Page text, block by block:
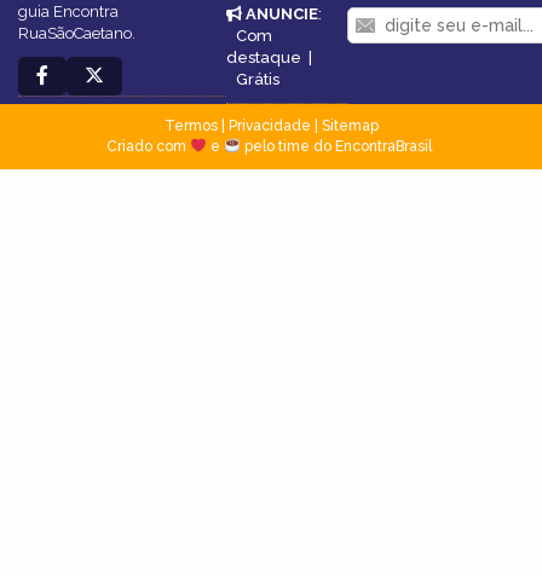
guia Encontra
RuaSãoCaetano.
ANUNCIE:
Com
destaque |
Grátis
Termos| Privacidade
Sitemap
Criado com
e pelo time do EncontraBrasil